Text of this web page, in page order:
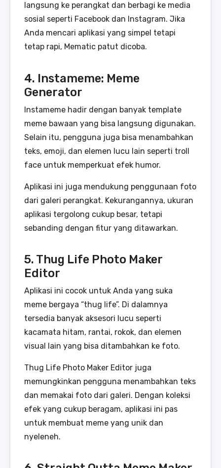
langsung ke perangkat dan berbagi ke media
sosial seperti Facebook dan Instagram. Jika
Anda mencari aplikasi yang simpel tetapi
tetap rapi, Mematic patut dicoba.
4. Instameme: Meme
Generator
Instameme hadir dengan banyak template
meme bawaan yang bisa langsung digunakan.
Selain itu, pengguna juga bisa menambahkan
teks, emoji, dan elemen lucu lain seperti troll
face untuk memperkuat efek humor.
Aplikasi ini juga mendukung penggunaan foto
dari galeri perangkat. Kekurangannya, ukuran
aplikasi tergolong cukup besar, tetapi
sebanding dengan fitur yang ditawarkan.
5. Thug Life Photo Maker
Editor
Aplikasi ini cocok untuk Anda yang suka
meme bergaya “thug life”. Di dalamnya
tersedia banyak aksesori lucu seperti
kacamata hitam, rantai, rokok, dan elemen
visual lain yang bisa ditambahkan ke foto.
Thug Life Photo Maker Editor juga
memungkinkan pengguna menambahkan teks
dan memakai foto dari galeri. Dengan koleksi
efek yang cukup beragam, aplikasi ini pas
untuk membuat meme yang unik dan
nyeleneh.